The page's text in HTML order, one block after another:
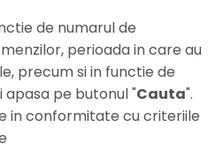
de numarul de
perioada in care au
precum si in functie de
pe butonul "Cauta".
in conformitate cu criteriile